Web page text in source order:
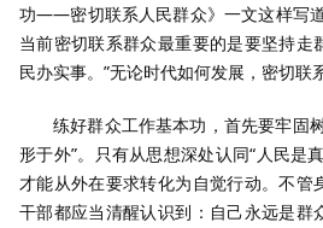
功——密切联系人民群众》一文这样写道
当前密切联系群众最重要的是要坚持走
民办实事。”无论时代如何发展，密切联
练好群众工作基本功，首先要牢固
形于外”。只有从思想深处认同“人民是
才能从外在要求转化为自觉行动。不管
干部都应当清醒认识到：自己永远是群